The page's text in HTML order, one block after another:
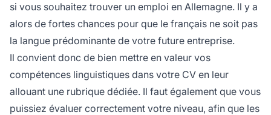
si vous souhaitez trouver un emploi en Allemagne. Il y a
alors de fortes chances pour que le français ne soit pas
la langue prédominante de votre future entreprise.
Il convient donc de bien mettre en valeur vos
compétences linguistiques dans votre CV en leur
allouant une rubrique dédiée. Il faut également que vous
puissiez évaluer correctement votre niveau, afin que les